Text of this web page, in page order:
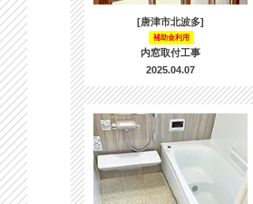
[唐津市北波多]
補助金利用
内窓取付工事
2025.04.07